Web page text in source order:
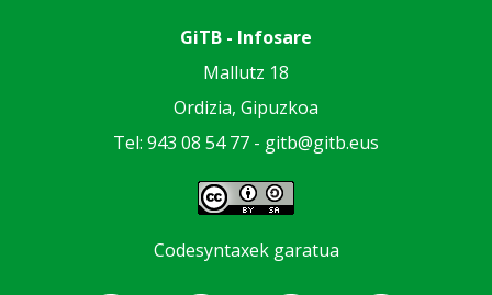
GiTB - Infosare
Mallutz 18
Ordizia, Gipuzkoa
Tel: 943 08 54 77 - gitb@gitb.eus
Codesyntaxek garatua